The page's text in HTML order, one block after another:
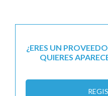
¿ERES UN
QUIERES